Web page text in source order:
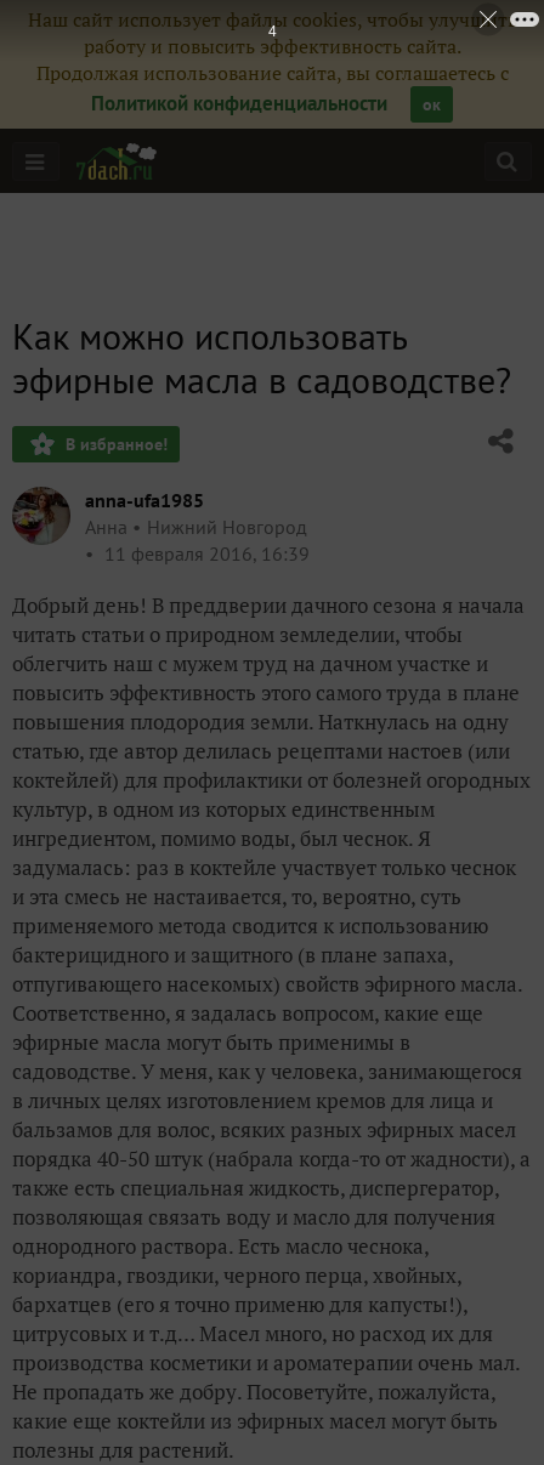
Наш сайт использует файлы cookies, чтобы улучшить
работу и повысить эффективность сайта.
Продолжая использование сайта, вы соглашаетесь с
Политикой конфиденциальности
ок
Как можно использовать
эфирные масла в садоводстве?
В избранное!
anna-ufa1985
Анна
Нижний Новгород
11 февраля 2016, 16:39
Добрый день! В преддверии дачного сезона я начала
читать статьи о природном земледелии, чтобы
облегчить наш с мужем труд на дачном участке и
повысить эффективность этого самого труда в плане
повышения плодородия земли. Наткнулась на одну
статью, где автор делилась рецептами настоев (или
коктейлей) для профилактики от болезней огородных
культур, в одном из которых единственным
ингредиентом, помимо воды, был чеснок. Я
задумалась: раз в коктейле участвует только чеснок
и эта смесь не настаивается, то, вероятно, суть
применяемого метода сводится к использованию
бактерицидного и защитного (в плане запаха,
отпугивающего насекомых) свойств эфирного масла.
Соответственно, я задалась вопросом, какие еще
эфирные масла могут быть применимы в
садоводстве. У меня, как у человека, занимающегося
в личных целях изготовлением кремов для лица и
бальзамов для волос, всяких разных эфирных масел
порядка 40-50 штук (набрала когда-то от жадности), а
также есть специальная жидкость, диспергератор,
позволяющая связать воду и масло для получения
однородного раствора. Есть масло чеснока,
кориандра, гвоздики, черного перца, хвойных,
бархатцев (его я точно применю для капусты!),
цитрусовых и т.д… Масел много, но расход их для
производства косметики и ароматерапии очень мал.
Не пропадать же добру. Посоветуйте, пожалуйста,
какие еще коктейли из эфирных масел могут быть
полезны для растений.
4